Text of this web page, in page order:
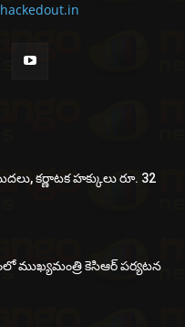
కర్ణాటక హక్కులు రూ. 32
ముఖ్యమంత్రి కెసిఆర్ పర్యటన